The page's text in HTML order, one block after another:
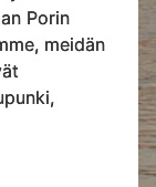
Porin
meidän